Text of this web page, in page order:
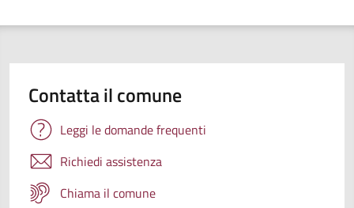
Contatta il comune
Leggi le domande frequenti
Richiedi assistenza
Chiama il comune